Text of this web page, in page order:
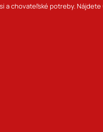
a chovateľské potreby.